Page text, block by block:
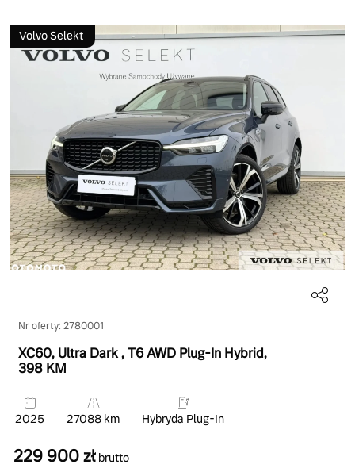
Volvo Selekt
Nr oferty: 2780001
XC60, Ultra Dark, T6 AWD Plug-In Hybrid,
398 KM
2025 27088 km Hybryda Plug-In
229 900 zł brutto